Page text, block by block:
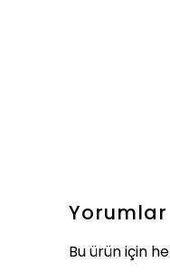
Yorumlar
Bu ürün için